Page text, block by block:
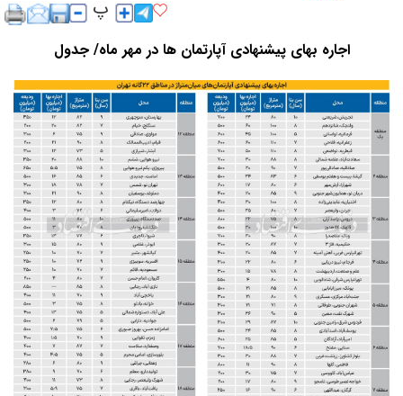
اجاره بهای پیشنهادی آپارتمان ها در مهر ماه/ جدول